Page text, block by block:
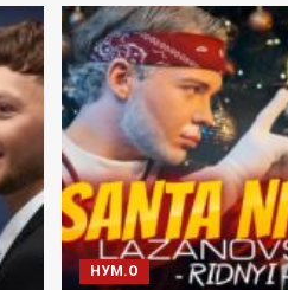
НУМ.О